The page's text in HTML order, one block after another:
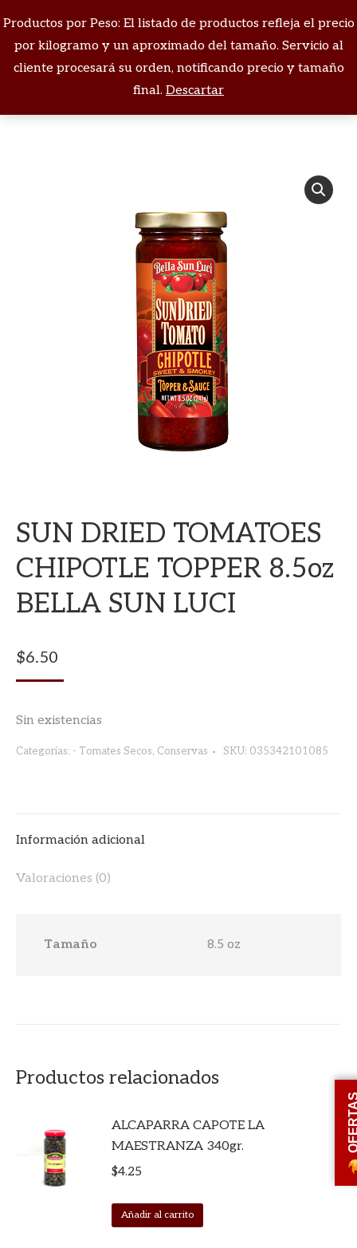
Productos por Peso: El listado de productos refleja el precio
por kilogramo y un aproximado del tamaño. Servicio al
cliente procesará su orden, notificando precio y tamaño
final. Descartar
Buscar:
Estás aquí:
SUN DRIED TOMATOES
CHIPOTLE TOPPER 8.5oz
BELLA SUN LUCI
$6.50
Sin existencias
Categorías: - Tomates Secos, Conservas SKU: 035342101085
Información adicional
Valoraciones (0)
Tamaño 8.5 oz
Productos relacionados
ALCAPARRA CAPOTE LA
MAESTRANZA 340gr.
$4.25
Añadir al carrito